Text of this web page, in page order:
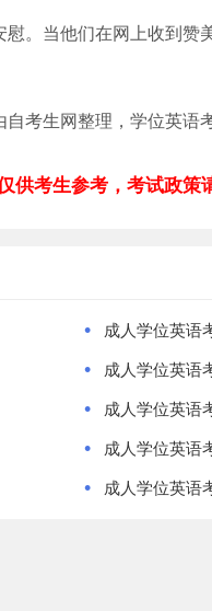
。当他们在网上收到赞
自考生网整理，学位英
考生参考，考试政策
• 成人学位英语
• 成人学位英语
• 成人学位英语
• 成人学位英语
• 成人学位英语